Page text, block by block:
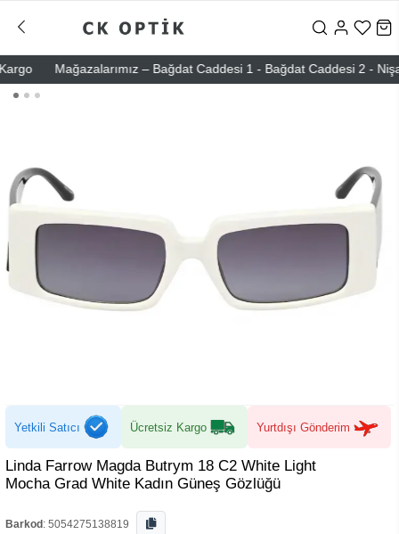
Mağazalarımız – Bağdat Caddesi 1 - Bağdat Caddesi 2 -
Yetkili Satıcı Ücretsiz Kargo Yurtdışı Gönderim
Linda Farrow Magda Butrym 18 C2 White Light
Mocha Grad White Kadın Güneş Gözlüğü
Barkod : 5054275138819